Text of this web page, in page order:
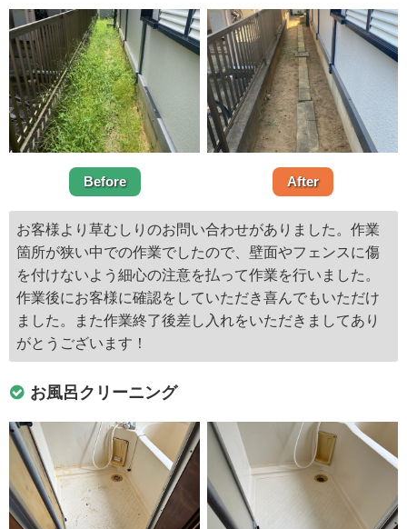
Before After
お客様より草むしりのお問い合わせがありました。作業
箇所が狭い中での作業でしたので、壁面やフェンスに傷
を付けないよう細心の注意を払って作業を行いました。
作業後にお客様に確認をしていただき喜んでもいただけ
ました。また作業終了後差し入れをいただきましてあり
がとうございます！
お風呂クリーニング